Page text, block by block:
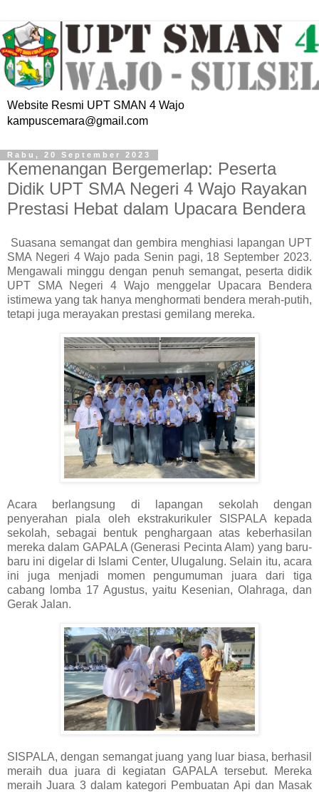
Website Resmi UPT SMAN 4 Wajo
kampuscemara@gmail.com
Rabu, 20 September 2023
Kemenangan Bergemerlap: Peserta
Didik UPT SMA Negeri 4 Wajo Rayakan
Prestasi Hebat dalam Upacara Bendera
Suasana semangat dan gembira menghiasi lapangan UPT
SMA Negeri 4 Wajo pada Senin pagi, 18 September 2023.
Mengawali minggu dengan penuh semangat, peserta didik
UPT SMA Negeri 4 Wajo menggelar Upacara Bendera
istimewa yang tak hanya menghormati bendera merah-putih,
tetapi juga merayakan prestasi gemilang mereka.
Acara berlangsung di lapangan sekolah dengan
penyerahan piala oleh ekstrakurikuler SISPALA kepada
sekolah, sebagai bentuk penghargaan atas keberhasilan
mereka dalam GAPALA (Generasi Pecinta Alam) yang baru-
baru ini digelar di Islami Center, Ulugalung. Selain itu, acara
ini juga menjadi momen pengumuman juara dari tiga
cabang lomba 17 Agustus, yaitu Kesenian, Olahraga, dan
Gerak Jalan.
SISPALA, dengan semangat juang yang luar biasa, berhasil
meraih dua juara di kegiatan GAPALA tersebut. Mereka
meraih Juara 3 dalam kategori Pembuatan Api dan Masak